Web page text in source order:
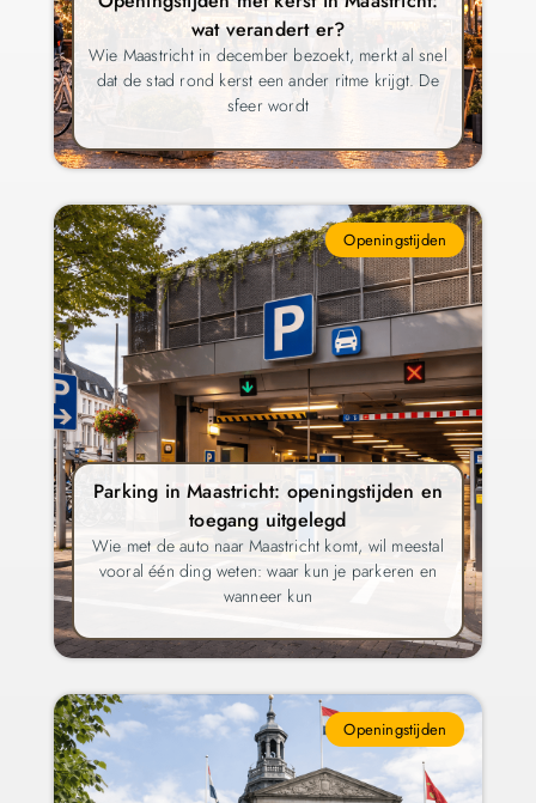
wat verandert er?
Wie Maastricht in december bezoekt, merkt al snel
dat de stad rond kerst een ander ritme krijgt. De
sfeer wordt
Openingstijden
Parking in Maastricht: openingstijden en
toegang uitgelegd
Wie met de auto naar Maastricht komt, wil meestal
vooral één ding weten: waar kun je parkeren en
wanneer kun
Openingstijden